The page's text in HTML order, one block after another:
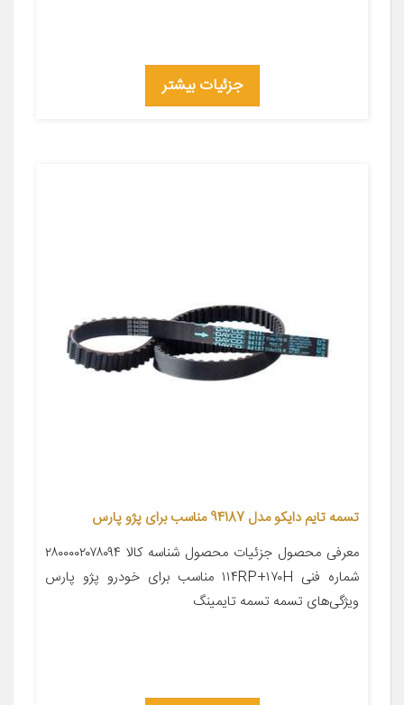
جزئیات بیشتر
تسمه تایم دایکو مدل 94187 مناسب برای پژو پارس
معرفی محصول جزئیات محصول شناسه کالا ۲۸۰۰۰۰۲۰۷۸۰۹۴
شماره فنی ۱۱۴RP+۱۷۰H مناسب برای خودرو پژو پارس
ویژگی‌های تسمه تسمه تایمینگ